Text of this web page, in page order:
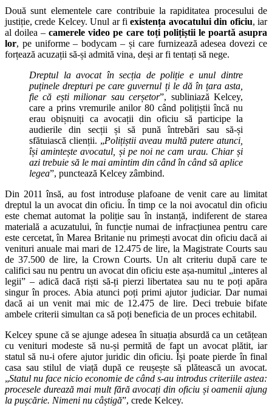
Două sunt elementele care contribuie la rapiditatea procesului de
justiție, crede Kelcey. Unul ar fiexistența avocatului din oficiu, iar
al doilea –camerele video pe care toți polițiștii le poartă asupra
lor, pe uniforme – bodycam – și care furnizează adesea dovezi ce
forțează acuzații să-și admită vina, deși ar fi tentați să nege.
Dreptul la avocat în secția de poliție e unul dintre
puținele drepturi pe care guvernul ți le dă în țara asta,
fie că ești milionar sau cerșetor”, subliniază Kelcey,
care a prins vremurile anilor 80 când polițiștii încă nu
erau obișnuiți ca avocații din oficiu să participe la
audierile din secții și să pună întrebări sau să-și
sfătuiască clienții. „Polițiștii aveau multă putere atunci,
își amintește avocatul, și pe noi ne cam urau. Chiar și
azi trebuie să le mai amintim din când în când să aplice
legea”, punctează Kelcey zâmbind.
Din 2011 însă, au fost introduse plafoane de venit care au limitat
dreptul la un avocat din oficiu. În timp ce la noi avocatul din oficiu
este chemat automat la poliție sau în instanță, indiferent de starea
materială a acuzatului, în funcție numai de infracțiunea pentru care
este cercetat, în Marea Britanie nu primești avocat din oficiu dacă ai
venituri anuale mai mari de 12.475 de lire, la Magistrate Courts sau
de 37.500 de lire, la Crown Courts. Un alt criteriu după care te
califici sau nu pentru un avocat din oficiu este așa-numitul „interes al
legii” – adică dacă riști să-ți pierzi libertatea sau nu te poți apăra
singur în proces. Abia atunci poți primi ajutor judiciar. Dar numai
dacă ai un venit mai mic de 12.475 de lire. Deci trebuie bifate
ambele criterii simultan ca să poți beneficia de un proces echitabil.
Kelcey spune că se ajunge adesea în situația absurdă ca un cetățean
cu venituri modeste să nu-și permită de fapt un avocat plătit, iar
statul să nu-i ofere ajutor juridic din oficiu. Își poate pierde în final
casa sau stilul de viață după ce reușește să plătească un avocat.
„Statul nu face nicio economie de când s-au introdus criteriile astea:
procesele durează mai mult fără avocați din oficiu și oamenii ajung
la pușcărie. Nimeni nu câștigă”, crede Kelcey.